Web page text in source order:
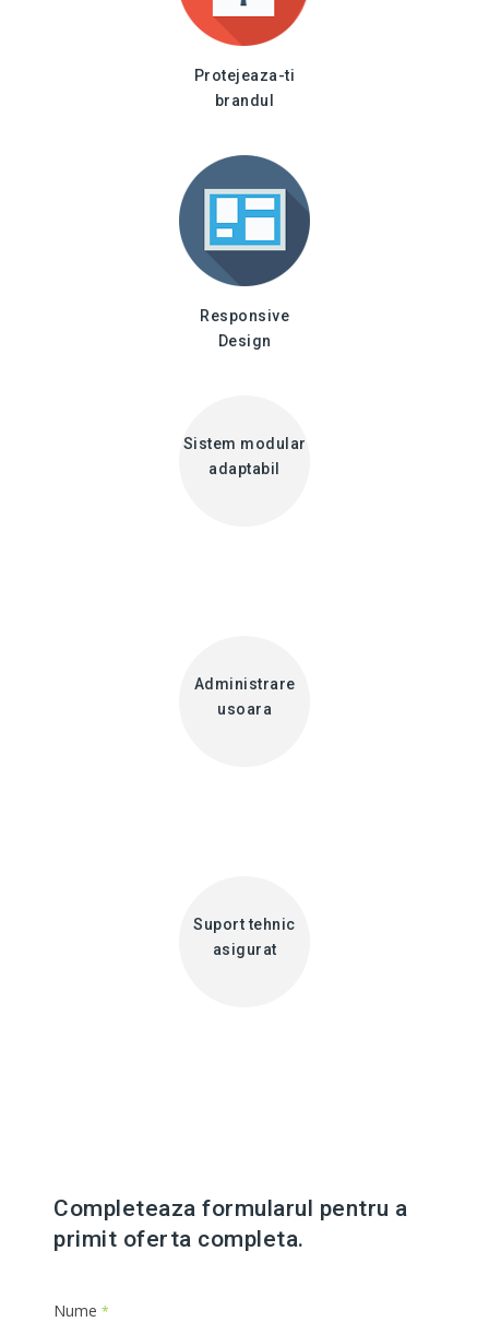
Protejeaza-ti
brandul
Responsive
Design
Sistem modular
adaptabil
Administrare
usoara
Suport tehnic
asigurat
Completeaza formularul pentru a
primit oferta completa.
Nume *